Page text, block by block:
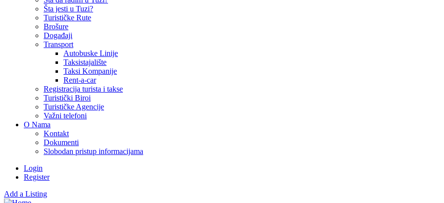
Šta jesti u Tuzi?
Turističke Rute
Brošure
Događaji
Transport
Autobuske Linije
Taksistajalište
Taksi Kompanije
Rent-a-car
Registracija turista i takse
Turistički Biroi
Turističke Agencije
Važni telefoni
O Nama
Kontakt
Dokumenti
Slobodan pristup informacijama
Login
Register
Add a Listing